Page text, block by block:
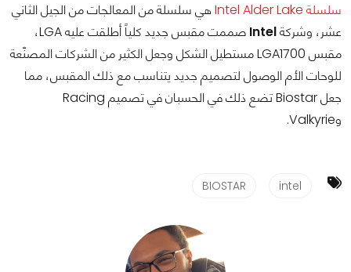
سلسلة Intel Alder Lake
هي سلسلة من المعالجات من الجيل الثاني
عشر، وشركةIntel
صممت مقبس جديد كلياً أطلقت عليه LGA،
مقبس LGA1700 مستطيل الشكل وجعل الكثير من الشركات المصنّعة
للوحات الأم الوصول لتصميم جديد يتناسب مع ذلك المقبس، مما
جعل Biostar تضع ذلك في الحسبان في تصميم Racing
وValkyrie.
intel
BIOSTAR